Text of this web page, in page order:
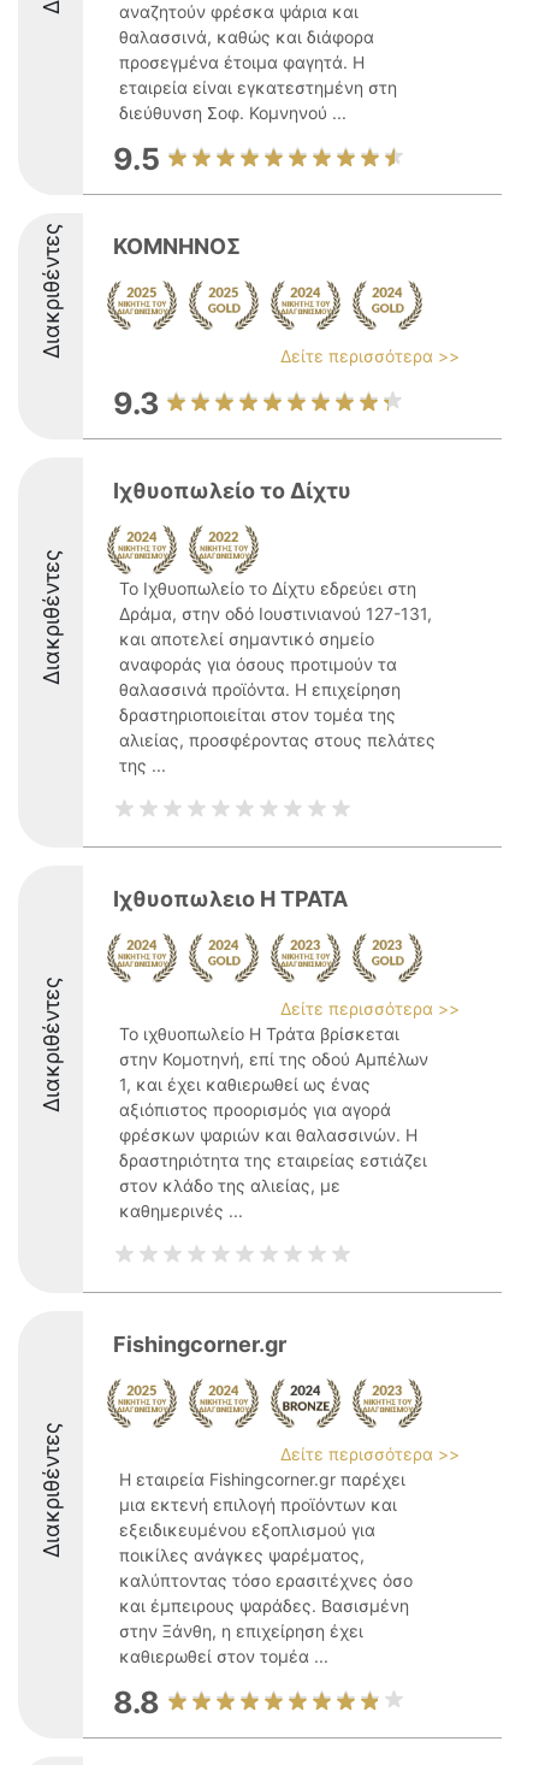
αναζητούν φρέσκα ψάρια και
θαλασσινά, καθώς και διάφορα
προσεγμένα έτοιμα φαγητά. Η
εταιρεία είναι εγκατεστημένη στη
διεύθυνση Σοφ. Κομνηνού ...
9.5
Διακριθέντες ΚΟΜΝΗΝΟΣ
Δείτε περισσότερα >>
9.3
Διακριθέντες
Ιχθυοπωλείο το Δίχτυ
Το Ιχθυοπωλείο το Δίχτυ εδρεύει στη
Δράμα, στην οδό Ιουστινιανού 127-131,
και αποτελεί σημαντικό σημείο
αναφοράς για όσους προτιμούν τα
θαλασσινά προϊόντα. Η επιχείρηση
δραστηριοποιείται στον τομέα της
αλιείας, προσφέροντας στους πελάτες
της ...
Διακριθέντες
Ιχθυοπωλειο Η ΤΡΑΤΑ
Δείτε περισσότερα >>
Το ιχθυοπωλείο Η Τράτα βρίσκεται
στην Κομοτηνή, επί της οδού Αμπέλων
1, και έχει καθιερωθεί ως ένας
αξιόπιστος προορισμός για αγορά
φρέσκων ψαριών και θαλασσινών. Η
δραστηριότητα της εταιρείας εστιάζει
στον κλάδο της αλιείας, με
καθημερινές ...
Διακριθέντες
Fishingcorner.gr
Δείτε περισσότερα >>
Η εταιρεία Fishingcorner.gr παρέχει
μια εκτενή επιλογή προϊόντων και
εξειδικευμένου εξοπλισμού για
ποικίλες ανάγκες ψαρέματος,
καλύπτοντας τόσο ερασιτέχνες όσο
και έμπειρους ψαράδες. Βασισμένη
στην Ξάνθη, η επιχείρηση έχει
καθιερωθεί στον τομέα ...
8.8